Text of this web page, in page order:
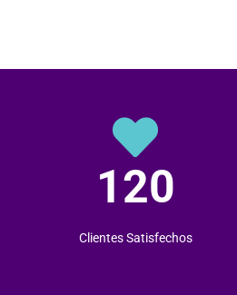
120
Clientes Satisfechos